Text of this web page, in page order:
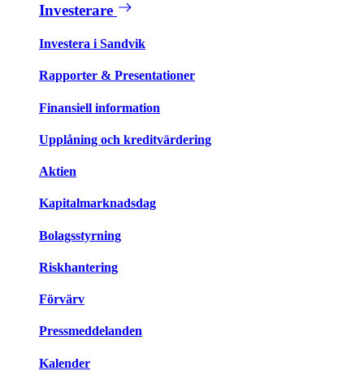
Investerare
Investera i Sandvik
Rapporter & Presentationer
Finansiell information
Upplåning och kreditvärdering
Aktien
Kapitalmarknadsdag
Bolagsstyrning
Riskhantering
Förvärv
Pressmeddelanden
Kalender